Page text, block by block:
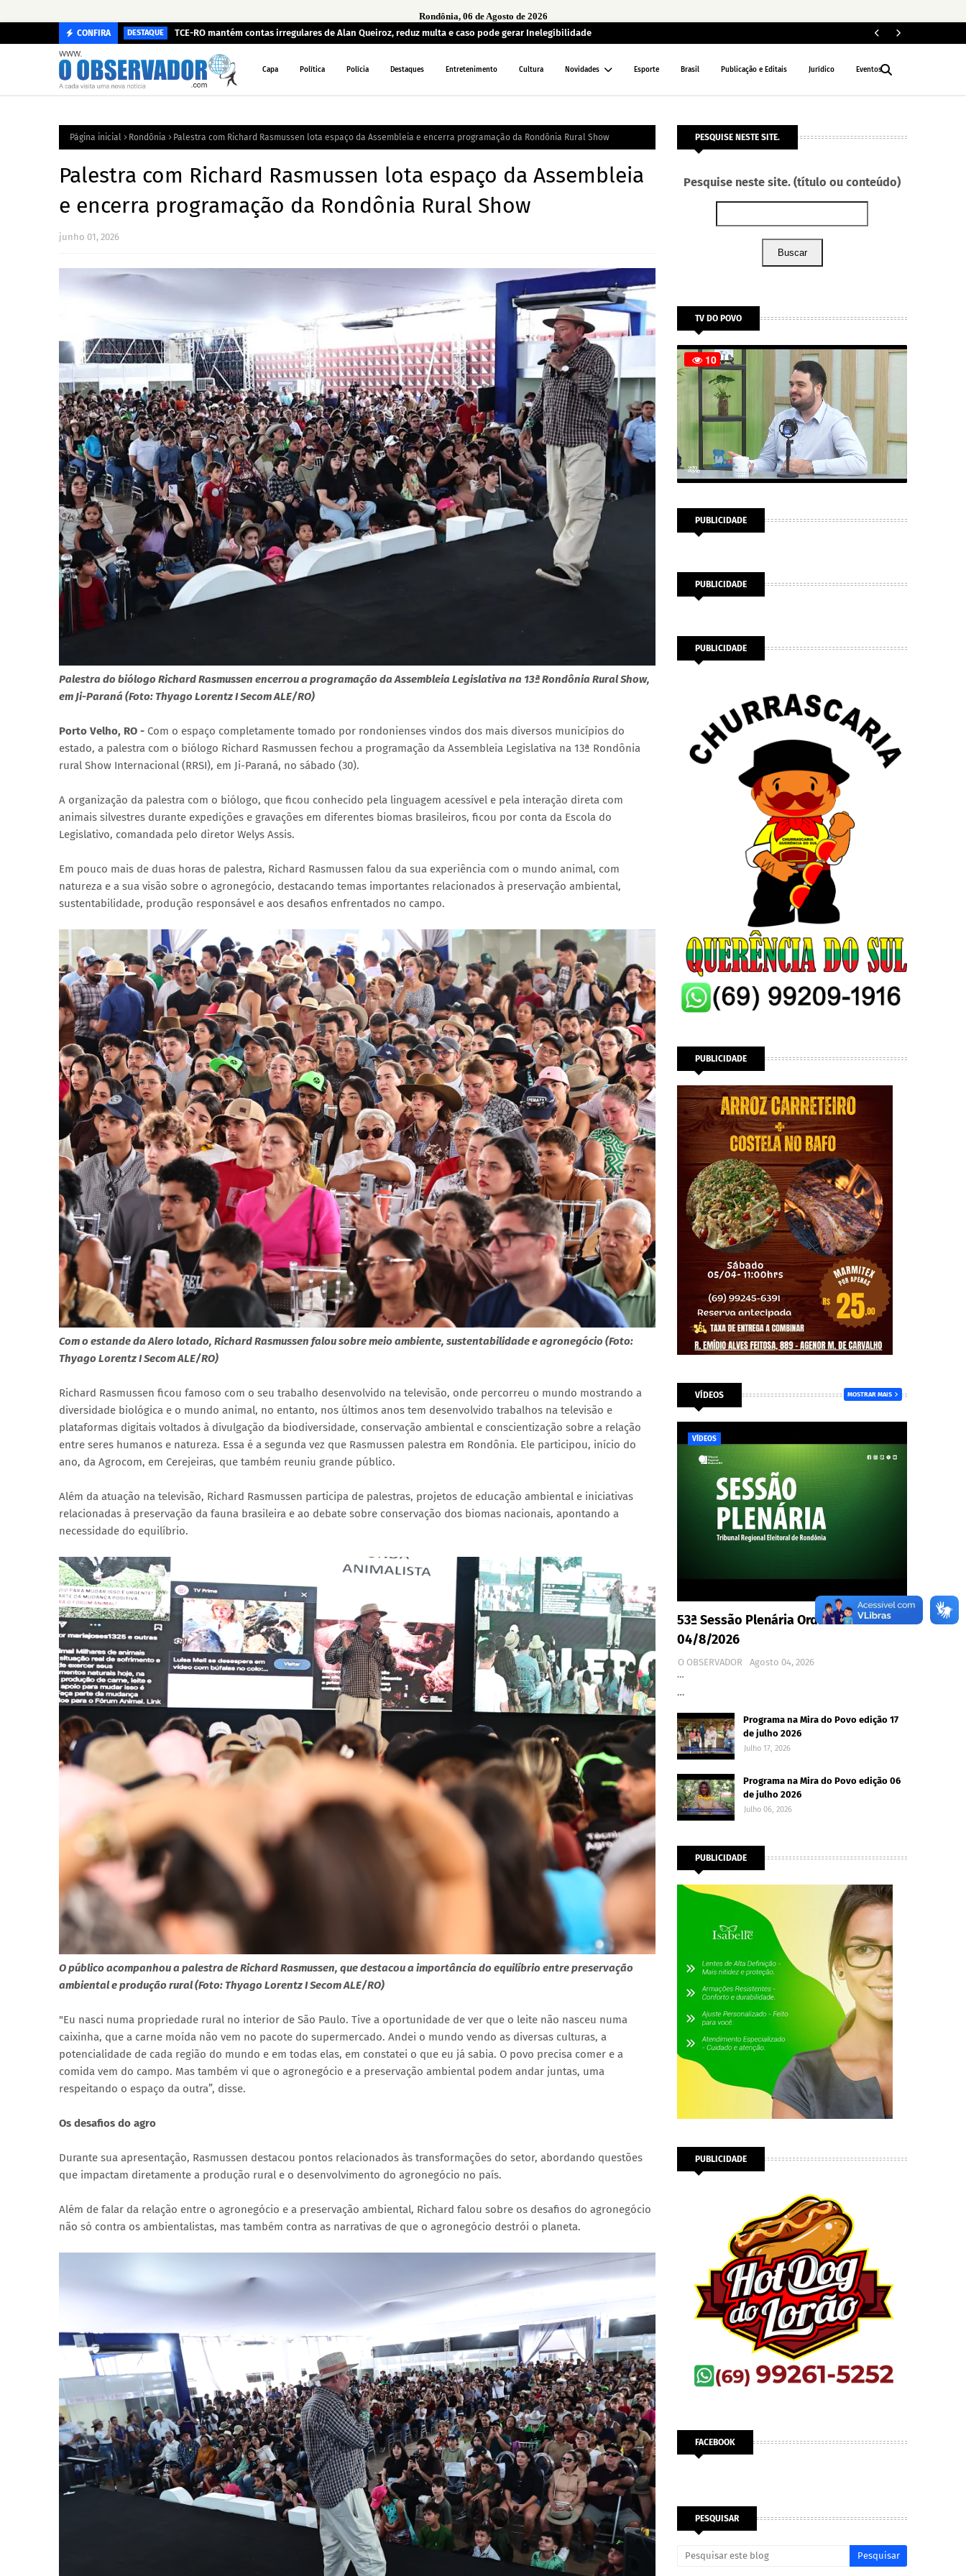
Rondônia, 06 de Agosto de 2026
CONFIRA DESTAQUE TCE-RO mantém contas irregulares de Alan Queiroz, reduz multa e caso pode gerar Inelegibilidade
Capa Política Polícia Destaques Entretenimento Cultura Novidades Esporte Brasil Publicação e Editais Jurídico Eventos
Página inicial Rondônia Palestra com Richard Rasmussen lota espaço da Assembleia e encerra programação da Rondônia Rural Show
Palestra com Richard Rasmussen lota espaço da Assembleia
e encerra programação da Rondônia Rural Show
junho 01, 2026
Palestra do biólogo Richard Rasmussen encerrou a programação da Assembleia Legislativa na 13ª Rondônia Rural Show,
em Ji-Paraná (Foto: Thyago Lorentz I Secom ALE/RO)
Porto Velho, RO - Com o espaço completamente tomado por rondonienses vindos dos mais diversos municípios do
estado, a palestra com o biólogo Richard Rasmussen fechou a programação da Assembleia Legislativa na 13ª Rondônia
rural Show Internacional (RRSI), em Ji-Paraná, no sábado (30).
A organização da palestra com o biólogo, que ficou conhecido pela linguagem acessível e pela interação direta com
animais silvestres durante expedições e gravações em diferentes biomas brasileiros, ficou por conta da Escola do
Legislativo, comandada pelo diretor Welys Assis.
Em pouco mais de duas horas de palestra, Richard Rasmussen falou da sua experiência com o mundo animal, com
natureza e a sua visão sobre o agronegócio, destacando temas importantes relacionados à preservação ambiental,
sustentabilidade, produção responsável e aos desafios enfrentados no campo.
Com o estande da Alero lotado, Richard Rasmussen falou sobre meio ambiente, sustentabilidade e agronegócio (Foto:
Thyago Lorentz I Secom ALE/RO)
Richard Rasmussen ficou famoso com o seu trabalho desenvolvido na televisão, onde percorreu o mundo mostrando a
diversidade biológica e o mundo animal, no entanto, nos últimos anos tem desenvolvido trabalhos na televisão e
plataformas digitais voltados à divulgação da biodiversidade, conservação ambiental e conscientização sobre a relação
entre seres humanos e natureza. Essa é a segunda vez que Rasmussen palestra em Rondônia. Ele participou, início do
ano, da Agrocom, em Cerejeiras, que também reuniu grande público.
Além da atuação na televisão, Richard Rasmussen participa de palestras, projetos de educação ambiental e iniciativas
relacionadas à preservação da fauna brasileira e ao debate sobre conservação dos biomas nacionais, apontando a
necessidade do equilíbrio.
O público acompanhou a palestra de Richard Rasmussen, que destacou a importância do equilíbrio entre preservação
ambiental e produção rural (Foto: Thyago Lorentz I Secom ALE/RO)
"Eu nasci numa propriedade rural no interior de São Paulo. Tive a oportunidade de ver que o leite não nasceu numa
caixinha, que a carne moída não vem no pacote do supermercado. Andei o mundo vendo as diversas culturas, a
potencialidade de cada região do mundo e em todas elas, em constatei o que eu já sabia. O povo precisa comer e a
comida vem do campo. Mas também vi que o agronegócio e a preservação ambiental podem andar juntas, uma
respeitando o espaço da outra”, disse.
Os desafios do agro
Durante sua apresentação, Rasmussen destacou pontos relacionados às transformações do setor, abordando questões
que impactam diretamente a produção rural e o desenvolvimento do agronegócio no país.
Além de falar da relação entre o agronegócio e a preservação ambiental, Richard falou sobre os desafios do agronegócio
não só contra os ambientalistas, mas também contra as narrativas de que o agronegócio destrói o planeta.
PESQUISE NESTE SITE.
Pesquise neste site. (título ou conteúdo)
Buscar
TV DO POVO
PUBLICIDADE
PUBLICIDADE
PUBLICIDADE
PUBLICIDADE
VÍDEOS MOSTRAR MAIS
VÍDEOS
53ª Sessão Plenária Ordinária -
04/8/2026
O OBSERVADOR
Agosto 04, 2026
…
…
Programa na Mira do Povo edição 17
de julho 2026
Julho 17, 2026
Programa na Mira do Povo edição 06
de julho 2026
Julho 06, 2026
PUBLICIDADE
PUBLICIDADE
FACEBOOK
PESQUISAR